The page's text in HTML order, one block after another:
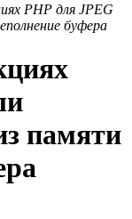
PHP для JPEG
буфера
памяти